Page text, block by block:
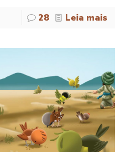
28 Leia mais